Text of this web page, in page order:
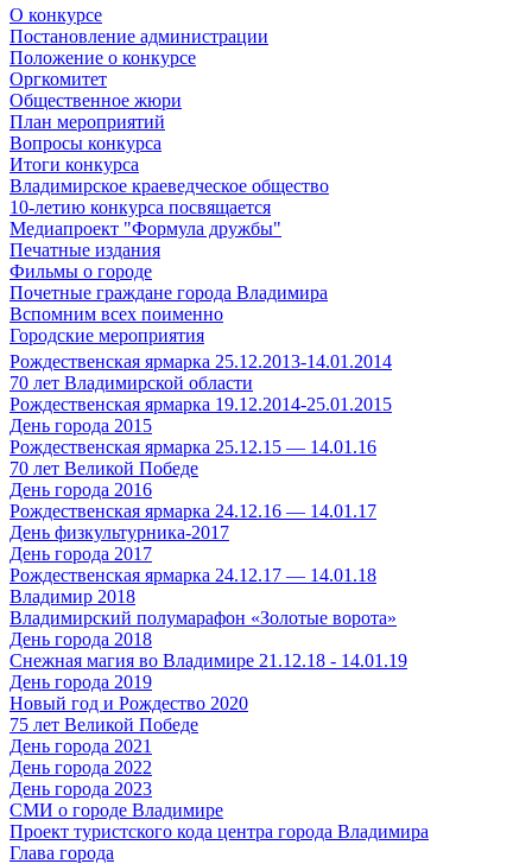
О конкурсе
Постановление администрации
Положение о конкурсе
Оргкомитет
Общественное жюри
План мероприятий
Вопросы конкурса
Итоги конкурса
Владимирское краеведческое общество
10-летию конкурса посвящается
Медиапроект "Формула дружбы"
Печатные издания
Фильмы о городе
Почетные граждане города Владимира
Вспомним всех поименно
Городские мероприятия
Рождественская ярмарка 25.12.2013-14.01.2014
70 лет Владимирской области
Рождественская ярмарка 19.12.2014-25.01.2015
День города 2015
Рождественская ярмарка 25.12.15 — 14.01.16
70 лет Великой Победе
День города 2016
Рождественская ярмарка 24.12.16 — 14.01.17
День физкультурника-2017
День города 2017
Рождественская ярмарка 24.12.17 — 14.01.18
Владимир 2018
Владимирский полумарафон «Золотые ворота»
День города 2018
Снежная магия во Владимире 21.12.18 - 14.01.19
День города 2019
Новый год и Рождество 2020
75 лет Великой Победе
День города 2021
День города 2022
День города 2023
СМИ о городе Владимире
Проект туристского кода центра города Владимира
Глава города